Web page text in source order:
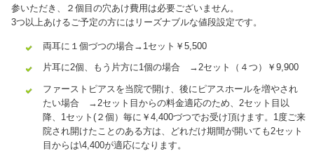
参いただき、２個目の穴あけ費用は必要ございません。
3つ以上あけるご予定の方にはリーズナブルな値段設定です。
両耳に１個づつの場合→1セット￥5,500
片耳に2個、もう片方に1個の場合 →2セット（４つ）￥9,900
ファーストピアスを当院で開け、後にピアスホールを増やされ
たい場合 →2セット目からの料金適応のため、2セット目以
降、1セット(２個）毎に￥4,400づつでお受け頂けます。1度ご来
院され開けたことのある方は、どれだけ期間が開いても2セット
目からは\4,400が適応になります。